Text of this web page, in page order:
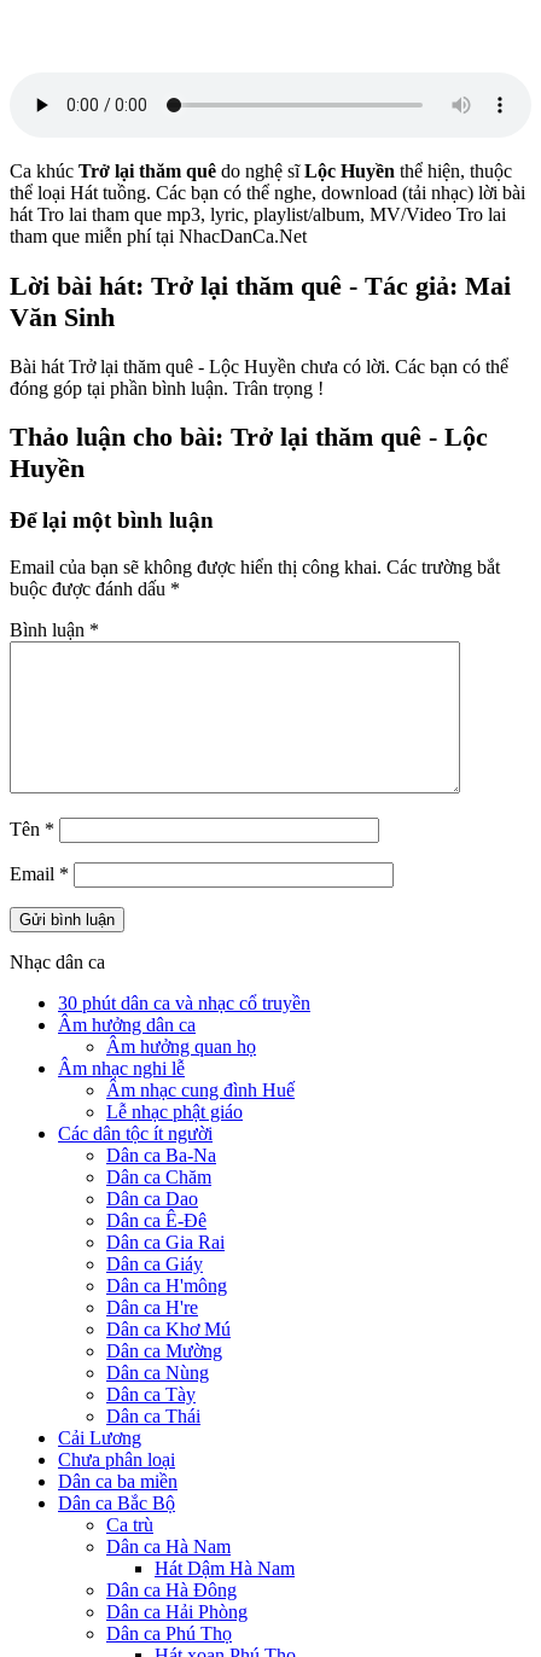
Ca khúc Trở lại thăm quê do nghệ sĩLộc Huyền thể hiện, thuộc
thể loại Hát tuồng. Các bạn có thể nghe, download (tải nhạc) lời bài
hát Tro lai tham que mp3, lyric, playlist/album, MV/Video Tro lai
tham que miễn phí tại NhacDanCa.Net
Lời bài hát: Trở lại thăm quê - Tác giả: Mai
Văn Sinh
Bài hát Trở lại thăm quê - Lộc Huyền chưa có lời. Các bạn có thể
đóng góp tại phần bình luận. Trân trọng !
Thảo luận cho bài: Trở lại thăm quê - Lộc
Huyền
Để lại một bình luận
Email của bạn sẽ không được hiển thị công khai. Các trường bắt
buộc được đánh dấu *
Bình luận *
Tên *
Email *
Nhạc dân ca
30 phút dân ca và nhạc cổ truyền
Âm hưởng dân ca
Âm hưởng quan họ
Âm nhạc nghi lễ
Âm nhạc cung đình Huế
Lễ nhạc phật giáo
Các dân tộc ít người
Dân ca Ba-Na
Dân ca Chăm
Dân ca Dao
Dân ca Ê-Đê
Dân ca Gia Rai
Dân ca Giáy
Dân ca H'mông
Dân ca H're
Dân ca Khơ Mú
Dân ca Mường
Dân ca Nùng
Dân ca Tày
Dân ca Thái
Cải Lương
Chưa phân loại
Dân ca ba miền
Dân ca Bắc Bộ
Ca trù
Dân ca Hà Nam
Hát Dậm Hà Nam
Dân ca Hà Đông
Dân ca Hải Phòng
Dân ca Phú Thọ